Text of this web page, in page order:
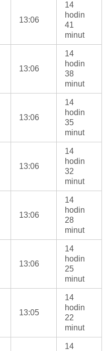
13:06
14
hodin
41
minut
13:06
14
hodin
38
minut
13:06
14
hodin
35
minut
13:06
14
hodin
32
minut
13:06
14
hodin
28
minut
13:06
14
hodin
25
minut
13:05
14
hodin
22
minut
14